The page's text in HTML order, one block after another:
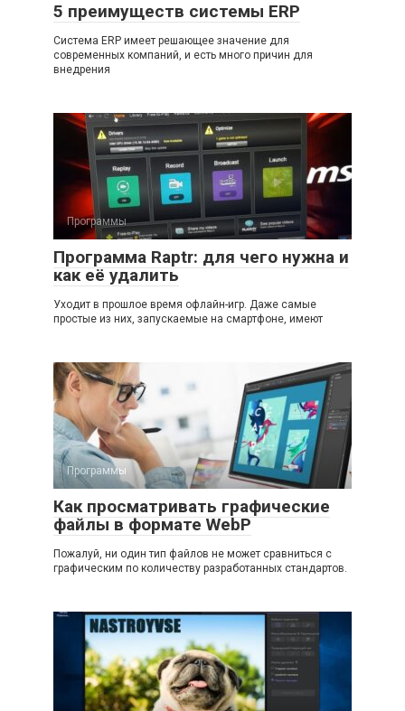
5 преимуществ системы ERP
Система ERP имеет решающее значение для
современных компаний, и есть много причин для
внедрения
Программы
Программа Raptr: для чего нужна и
как её удалить
Уходит в прошлое время офлайн-игр. Даже самые
простые из них, запускаемые на смартфоне, имеют
Программы
Как просматривать графические
файлы в формате WebP
Пожалуй, ни один тип файлов не может сравниться с
графическим по количеству разработанных стандартов.